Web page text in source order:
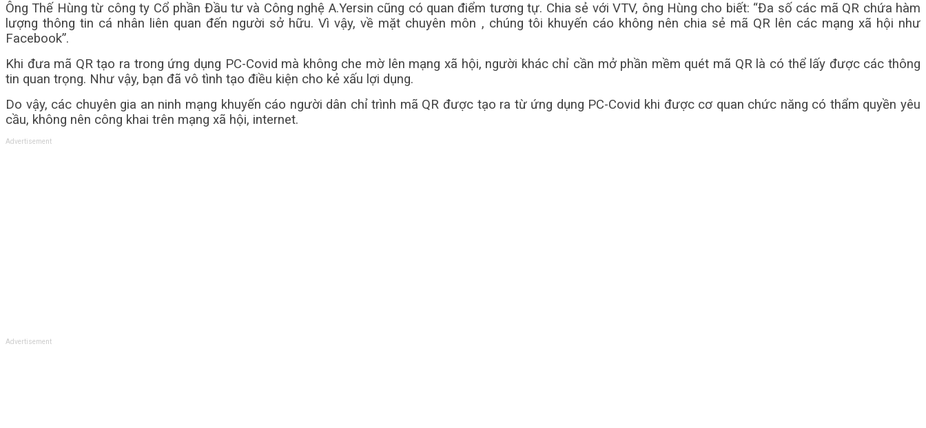
Ông Thế Hùng từ công ty Cổ phần Đầu tư và Công nghệ A.Yersin cũng có quan điểm tương tự. Chia sẻ với VTV, ông Hùng cho biết: “Đa số các mã QR chứa hàm
lượng thông tin cá nhân liên quan đến người sở hữu. Vì vậy, về mặt chuyên môn , chúng tôi khuyến cáo không nên chia sẻ mã QR lên các mạng xã hội như
Facebook”.
Khi đưa mã QR tạo ra trong ứng dụng PC-Covid mà không che mờ lên mạng xã hội, người khác chỉ cần mở phần mềm quét mã QR là có thể lấy được các thông
tin quan trọng. Như vậy, bạn đã vô tình tạo điều kiện cho kẻ xấu lợi dụng.
Do vậy, các chuyên gia an ninh mạng khuyến cáo người dân chỉ trình mã QR được tạo ra từ ứng dụng PC-Covid khi được cơ quan chức năng có thẩm quyền yêu
cầu, không nên công khai trên mạng xã hội, internet.
Advertisement
Advertisement